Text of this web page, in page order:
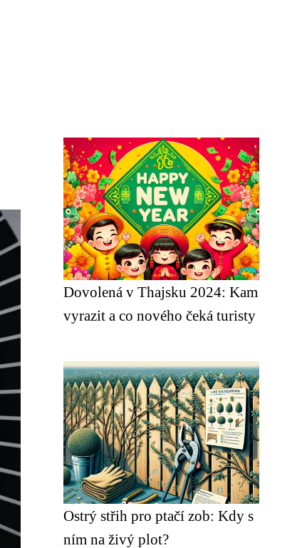
Dovolená v Thajsku 2024: Kam
vyrazit a co nového čeká turisty
Ostrý střih pro ptačí zob: Kdy s
ním na živý plot?